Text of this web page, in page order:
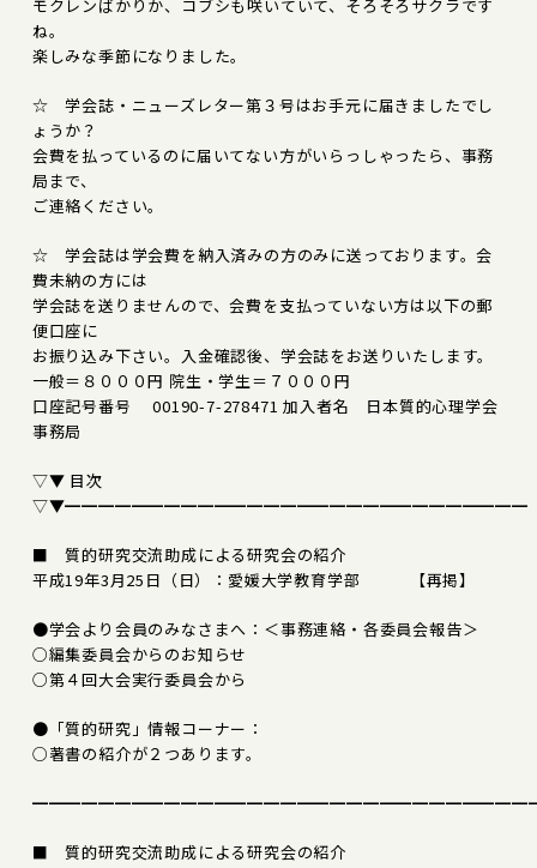
モクレンばかりか、コブシも咲いていて、そろそろサクラです
ね。
楽しみな季節になりました。
☆ 学会誌・ニューズレター第３号はお手元に届きましたでし
ょうか？
会費を払っているのに届いてない方がいらっしゃったら、事務
局まで、
ご連絡ください。
☆ 学会誌は学会費を納入済みの方のみに送っております。会
費未納の方には
学会誌を送りませんので、会費を支払っていない方は以下の郵
便口座に
お振り込み下さい。入金確認後、学会誌をお送りいたします。
一般＝８０００円 院生・学生＝７０００円
口座記号番号 00190-7-278471 加入者名 日本質的心理学会
事務局
▽▼ 目次
▽▼━━━━━━━━━━━━━━━━━━━━━━━━━━━━
■ 質的研究交流助成による研究会の紹介
平成19年3月25日（日）：愛媛大学教育学部 【再掲】
●学会より会員のみなさまへ：＜事務連絡・各委員会報告＞
○編集委員会からのお知らせ
○第４回大会実行委員会から
●「質的研究」情報コーナー：
○著書の紹介が２つあります。
■ 質的研究交流助成による研究会の紹介